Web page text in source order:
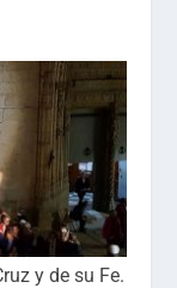
y de su Fe.